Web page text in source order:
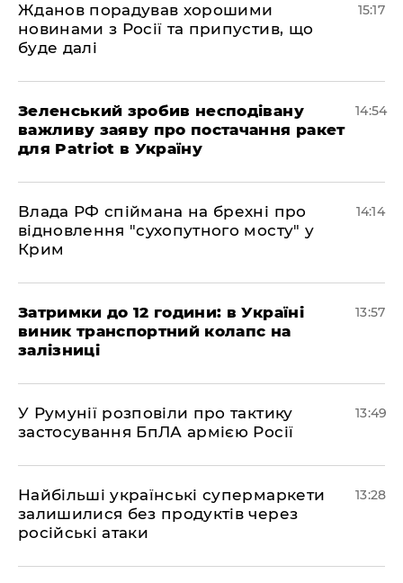
Жданов порадував хорошими
новинами з Росії та припустив, що
буде далі
15:17
Зеленський зробив несподівану
важливу заяву про постачання ракет
для Patriot в Україну
14:54
Влада РФ спіймана на брехні про
відновлення "сухопутного мосту" у
Крим
14:14
Затримки до 12 години: в Україні
виник транспортний колапс на
залізниці
13:57
У Румунії розповіли про тактику
застосування БпЛА армією Росії
13:49
Найбільші українські супермаркети
залишилися без продуктів через
російські атаки
13:28